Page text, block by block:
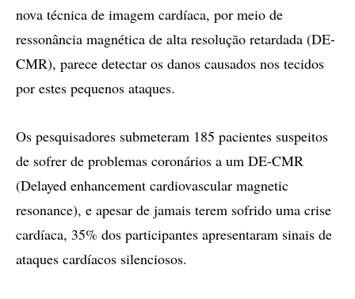
nova técnica de imagem cardíaca, por meio de
ressonância magnética de alta resolução retardada (DE-
CMR), parece detectar os danos causados nos tecidos
por estes pequenos ataques.
Os pesquisadores submeteram 185 pacientes suspeitos
de sofrer de problemas coronários a um DE-CMR
(Delayed enhancement cardiovascular magnetic
resonance), e apesar de jamais terem sofrido uma crise
cardíaca, 35% dos participantes apresentaram sinais de
ataques cardíacos silenciosos.